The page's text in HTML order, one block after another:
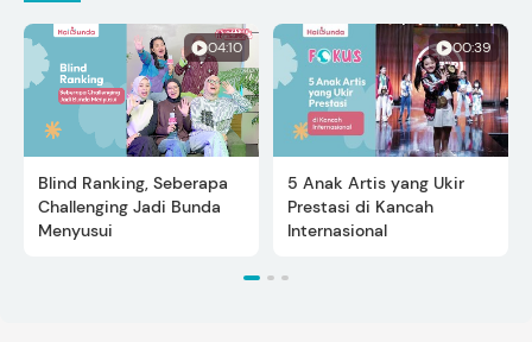
04:10
Blind Ranking, Seberapa
Challenging Jadi Bunda
Menyusui
00:39
5 Anak Artis yang Ukir
Prestasi di Kancah
Internasional